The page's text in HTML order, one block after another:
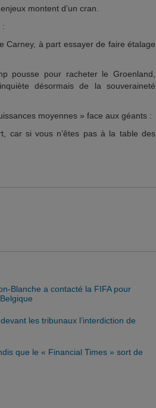
montent d’un cran.
:
Carney, à part essayer de faire étalage
pousse pour racheter le Groenland,
désormais de la souveraineté
moyennes » face aux géants :
car si vous n’êtes pas à la table des
Blanche a contacté la FIFA pour
les tribunaux l’interdiction de
que le « Financial Times » sort de